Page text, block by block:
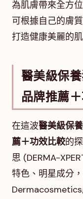
為肌膚帶來全方
可根據自己的膚
打造健康美麗的肌
醫美級保
品牌推薦
在這波醫美級保
薦＋功效比較的
思 (DERMA-
特色、明星成分
Dermacosmetics